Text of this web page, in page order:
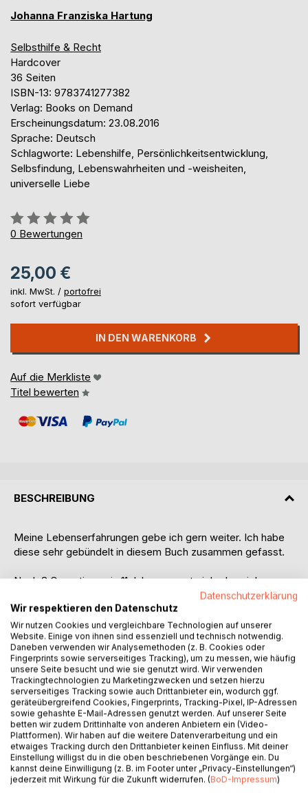
Johanna Franziska Hartung
Selbsthilfe & Recht
Hardcover
36 Seiten
ISBN-13: 9783741277382
Verlag: Books on Demand
Erscheinungsdatum: 23.08.2016
Sprache: Deutsch
Schlagworte: Lebenshilfe, Persönlichkeitsentwicklung,
Selbsfindung, Lebenswahrheiten und -weisheiten,
universelle Liebe
Bewertung::
0%
0 Bewertungen
25,00 €
inkl. MwSt. / portofrei
sofort verfügbar
IN DEN WARENKORB
Auf die Merkliste
Titel bewerten
BESCHREIBUNG
Meine Lebenserfahrungen gebe ich gern weiter. Ich habe
diese sehr gebündelt in diesem Buch zusammen gefasst.
Nach 8 Operationen in 11 Jahren wusste ich, dass ich so
nicht weiter leben konnte. Die nächste Operation würde ich
mit Sicherheit nicht überleben. also habe ich mein Leben
umgekrempelt und neu geordnet und gestaltet. Viele kleine
Details wurden zu einem neuen Lebensinhalt. Ich habe
folgendes erkannt: Wenn wir gegen universelle (göttliche)
Gesetze verstoßen, aktivieren wir in uns einen
Selbstzerstörungsmechanismus, der sich dann in Form von
Krankheiten oder gar dem Tod offenbart...
AUTOR/IN
PRESSESTIMMEN
Datenschutzerklärung
Wir respektieren den Datenschutz
Wir nutzen Cookies und vergleichbare Technologien auf unserer
Website. Einige von ihnen sind essenziell und technisch notwendig.
Daneben verwenden wir Analysemethoden (z. B. Cookies oder
Fingerprints sowie serverseitiges Tracking), um zu messen, wie häufig
unsere Seite besucht und wie sie genutzt wird. Wir verwenden
Trackingtechnologien zu Marketingzwecken und setzen hierzu
serverseitiges Tracking sowie auch Drittanbieter ein, wodurch ggf.
geräteübergreifend Cookies, Fingerprints, Tracking-Pixel, IP-Adressen
sowie gehashte E-Mail-Adressen genutzt werden. Auf unserer Seite
betten wir zudem Drittinhalte von anderen Anbietern ein (Video-
Plattformen). Wir haben auf die weitere Datenverarbeitung und ein
etwaiges Tracking durch den Drittanbieter keinen Einfluss. Mit deiner
Einstellung willigst du in die oben beschriebenen Vorgänge ein. Du
kannst deine Einwilligung (z. B. im Footer unter „Privacy-Einstellungen“)
jederzeit mit Wirkung für die Zukunft widerrufen. (BoD-Impressum)